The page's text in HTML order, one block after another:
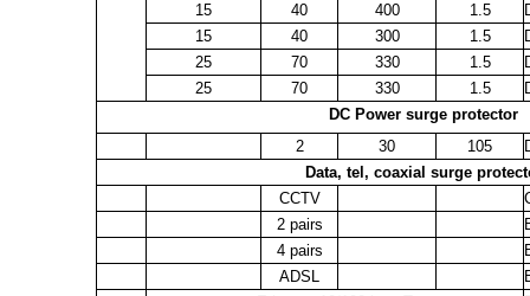
15
40 400 1.5
15
40 300 1.5
25
70 330 1.5
25
70 330 1.5
DC Power surge protector
2
30 105
Data, tel, coaxial surge
CCTV
2 pairs
4 pairs
ADSL